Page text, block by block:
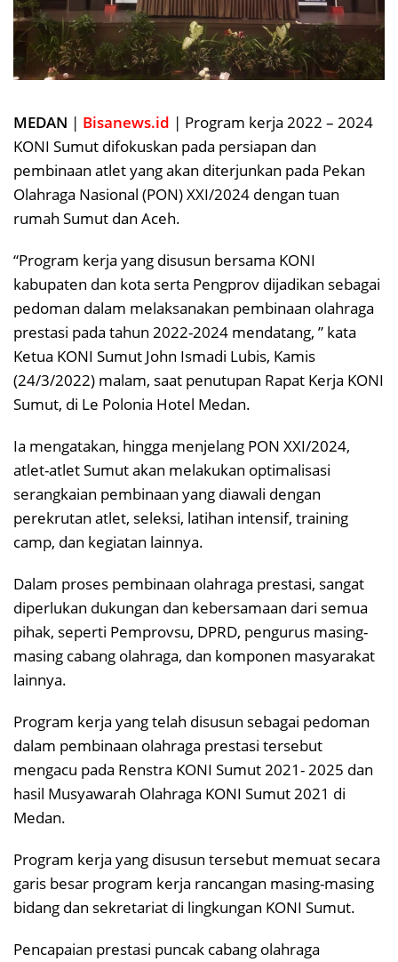
MEDAN | Bisanews.id | Program kerja 2022 – 2024
KONI Sumut difokuskan pada persiapan dan
pembinaan atlet yang akan diterjunkan pada Pekan
Olahraga Nasional (PON) XXI/2024 dengan tuan
rumah Sumut dan Aceh.
“Program kerja yang disusun bersama KONI
kabupaten dan kota serta Pengprov dijadikan sebagai
pedoman dalam melaksanakan pembinaan olahraga
prestasi pada tahun 2022-2024 mendatang, ” kata
Ketua KONI Sumut John Ismadi Lubis, Kamis
(24/3/2022) malam, saat penutupan Rapat Kerja KONI
Sumut, di Le Polonia Hotel Medan.
Ia mengatakan, hingga menjelang PON XXI/2024,
atlet-atlet Sumut akan melakukan optimalisasi
serangkaian pembinaan yang diawali dengan
perekrutan atlet, seleksi, latihan intensif, training
camp, dan kegiatan lainnya.
Dalam proses pembinaan olahraga prestasi, sangat
diperlukan dukungan dan kebersamaan dari semua
pihak, seperti Pemprovsu, DPRD, pengurus masing-
masing cabang olahraga, dan komponen masyarakat
lainnya.
Program kerja yang telah disusun sebagai pedoman
dalam pembinaan olahraga prestasi tersebut
mengacu pada Renstra KONI Sumut 2021- 2025 dan
hasil Musyawarah Olahraga KONI Sumut 2021 di
Medan.
Program kerja yang disusun tersebut memuat secara
garis besar program kerja rancangan masing-masing
bidang dan sekretariat di lingkungan KONI Sumut.
Pencapaian prestasi puncak cabang olahraga